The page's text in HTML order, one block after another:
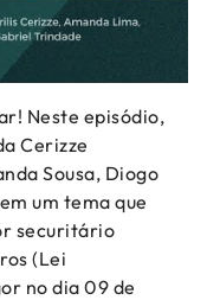
Neste episódio,
Cerizze
Sousa, Diogo
um tema que
securitário
(Lei
no dia 09 de